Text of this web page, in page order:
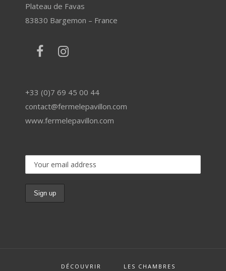
Plateau de Favas
83830 Bargemon – France
+33 (0)7 69 45 00 44
contact@fermelepavillon.com
www.fermelepavillon.com
DÉCOUVRIR LES CHAMBRES